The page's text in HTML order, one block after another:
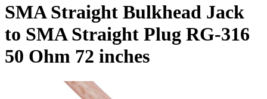
SMA Straight Bulkhead Jack
to SMA Straight Plug RG-316
50 Ohm 72 inches